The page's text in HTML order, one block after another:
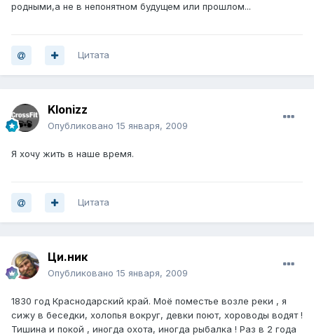
родными,а не в непонятном будущем или прошлом...
Цитата
Klonizz
Опубликовано 15 января, 2009
Я хочу жить в наше время.
Цитата
Ци.ник
Опубликовано 15 января, 2009
1830 год Краснодарский край. Моё поместье возле реки , я
сижу в беседки, холопья вокруг, девки поют, хороводы водят !
Тишина и покой , иногда охота, иногда рыбалка ! Раз в 2 года